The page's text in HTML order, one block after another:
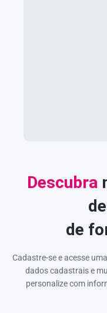
Descubra
de
Cadastre-se e acesse
dados cadastrais e
personalize com